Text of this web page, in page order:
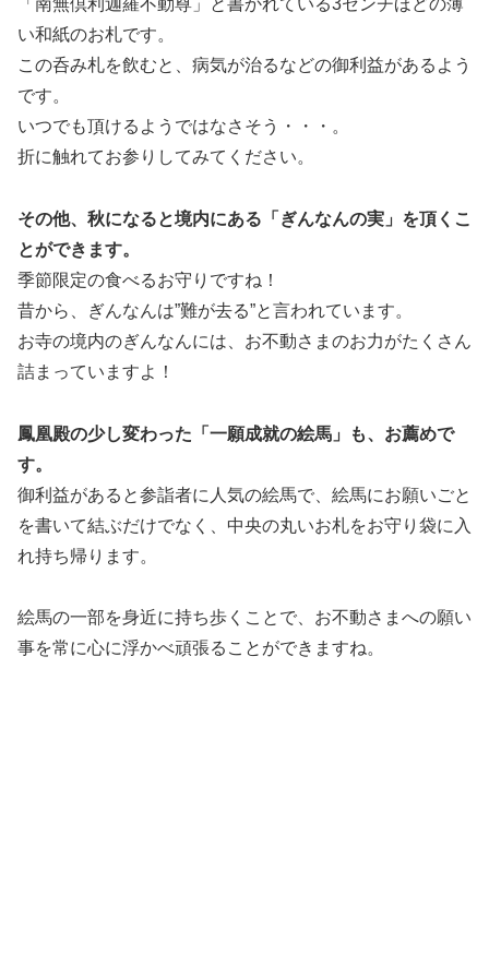
「南無倶利迦羅不動尊」と書かれている3センチほどの薄
い和紙のお札です。
この呑み札を飲むと、病気が治るなどの御利益があるよう
です。
いつでも頂けるようではなさそう・・・。
折に触れてお参りしてみてください。
その他、秋になると境内にある「ぎんなんの実」を頂くこ
とができます。
季節限定の食べるお守りですね！
昔から、ぎんなんは”難が去る”と言われています。
お寺の境内のぎんなんには、お不動さまのお力がたくさん
詰まっていますよ！
鳳凰殿の少し変わった「一願成就の絵馬」も、お薦めで
す。
御利益があると参詣者に人気の絵馬で、絵馬にお願いごと
を書いて結ぶだけでなく、中央の丸いお札をお守り袋に入
れ持ち帰ります。
絵馬の一部を身近に持ち歩くことで、お不動さまへの願い
事を常に心に浮かべ頑張ることができますね。